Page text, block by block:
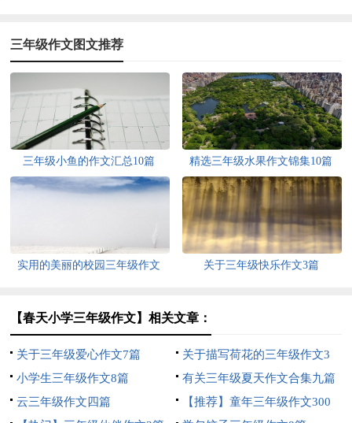
三年级作文图文推荐
三年级小鱼的作文汇总10篇 精选三年级水果作文锦集10篇
实用的美丽的校园三年级作文
关于三年级快乐作文3篇
【春天小学三年级作文】相关文章：
关于三年级爱心作文7篇
关于描写荷花的三年级作文3
篇
小学生三年级作文8篇
有关三年级夏天作文合集九篇
云三年级作文四篇
【推荐】童年三年级作文300